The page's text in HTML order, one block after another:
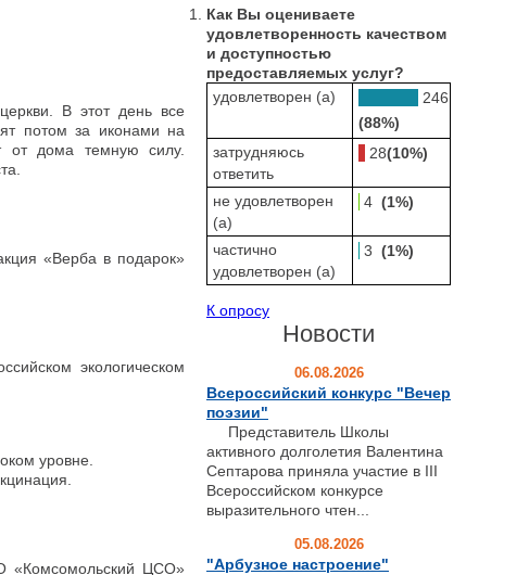
В этот день все
потом за иконами на
от дома темную силу.
«Верба в подарок»
экологическом
уровне.
ЦСО»
Как Вы оцениваете
удовлетворенность качеством
и доступностью
предоставляемых услуг?
удовлетворен (а)
246
(88%)
затрудняюсь
ответить
28(10%)
не удовлетворен
(а)
4 (1%)
частично
удовлетворен (а)
3 (1%)
К опросу
Новости
06.08.2026
Всероссийский конкурс "Вечер
поэзии"
Представитель Школы
активного долголетия Валентина
Септарова приняла участие в III
Всероссийском конкурсе
выразительного чтен...
05.08.2026
"Арбузное настроение"